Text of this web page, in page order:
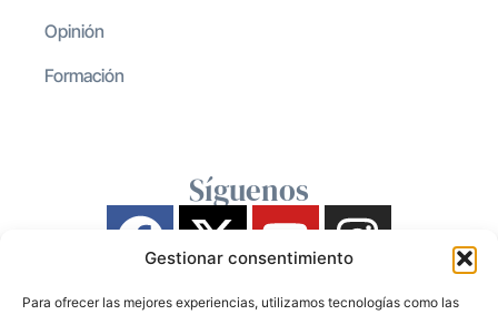
Gestionar consentimiento
Para ofrecer las mejores experiencias, utilizamos tecnologías como las
Opinión
Formación
Síguenos